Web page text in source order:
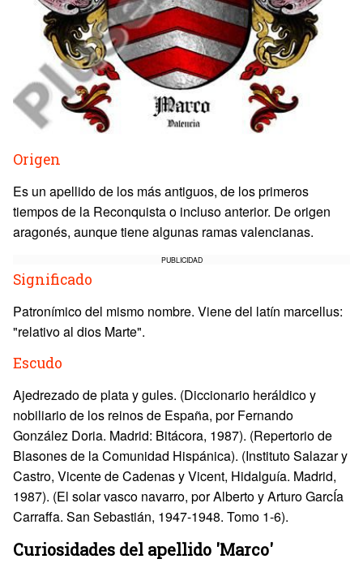
Origen
Es un apellido de los más antiguos, de los primeros
tiempos de la Reconquista o incluso anterior. De origen
aragonés, aunque tiene algunas ramas valencianas.
PUBLICIDAD
Significado
Patronímico del mismo nombre. Viene del latín marcellus:
"relativo al dios Marte".
Escudo
Ajedrezado de plata y gules. (Diccionario heráldico y
nobiliario de los reinos de España, por Fernando
González Doria. Madrid: Bitácora, 1987). (Repertorio de
Blasones de la Comunidad Hispánica). (Instituto Salazar y
Castro, Vicente de Cadenas y Vicent, Hidalguía. Madrid,
1987). (El solar vasco navarro, por Alberto y Arturo GarcÍa
Carraffa. San Sebastián, 1947-1948. Tomo 1-6).
Curiosidades del apellido 'Marco'